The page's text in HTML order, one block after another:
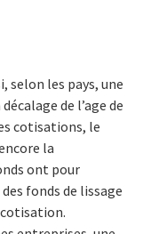
selon les pays, une
de l’age de
cotisations, le
la
ont pour
fonds de lissage